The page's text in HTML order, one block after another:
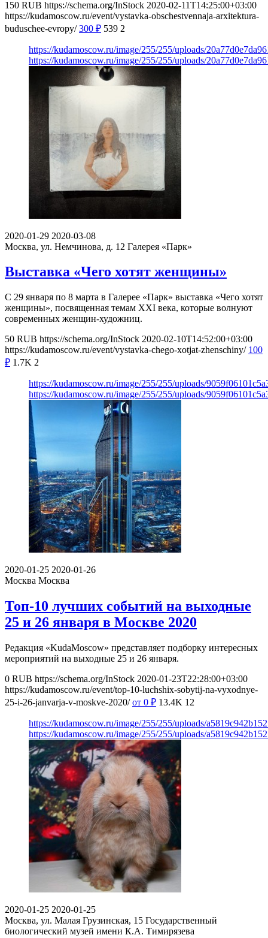
150 RUB https://schema.org/InStock 2020-02-11T14:25:00+03:00
https://kudamoscow.ru/event/vystavka-obschestvennaja-arxitektura-
buduschee-evropy/ 300 ₽ 539 2
https://kudamoscow.ru/image/255/255/uploads/
https://kudamoscow.ru/image/255/255/uploads/
2020-01-29 2020-03-08
Москва, ул. Немчинова, д. 12 Галерея «Парк»
Выставка «Чего хотят женщины»
С 29 января по 8 марта в Галерее «Парк» выставка «Чего хотят
женщины», посвященная темам XXI века, которые волнуют
современных женщин-художниц.
50 RUB https://schema.org/InStock 2020-02-10T14:52:00+03:00
https://kudamoscow.ru/event/vystavka-chego-xotjat-zhenschiny/ 100
₽ 1.7K 2
https://kudamoscow.ru/image/255/255/uploads/
https://kudamoscow.ru/image/255/255/uploads/
2020-01-25 2020-01-26
Москва Москва
Топ-10 лучших событий на выходные
25 и 26 января в Москве 2020
Редакция «KudaMoscow» представляет подборку интересных
мероприятий на выходные 25 и 26 января.
0 RUB https://schema.org/InStock 2020-01-23T22:28:00+03:00
https://kudamoscow.ru/event/top-10-luchshix-sobytij-na-vyxodnye-
25-i-26-janvarja-v-moskve-2020/ от 0 ₽ 13.4K 12
https://kudamoscow.ru/image/255/255/uploads/
https://kudamoscow.ru/image/255/255/uploads/
2020-01-25 2020-01-25
Москва, ул. Малая Грузинская, 15 Государственный
биологический музей имени К.А. Тимирязева